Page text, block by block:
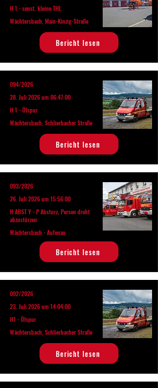
H 1 - sonst. kleine THL
Wächtersbach, Main-Kinzig-Straße
Bericht lesen
094/2026
28. Juli 2026 um 06:47:00
H 1 - Ölspur
Wächtersbach, Schlierbacher Straße
Bericht lesen
093/2026
26. Juli 2026 um 15:56:00
H ABST Y - P Absturz, Person droht
abzustürzen
Wächtersbach - Aufenau
Bericht lesen
092/2026
23. Juli 2026 um 14:04:00
H1 - Ölspur
Wächtersbach, Schlierbacher Straße
Bericht lesen